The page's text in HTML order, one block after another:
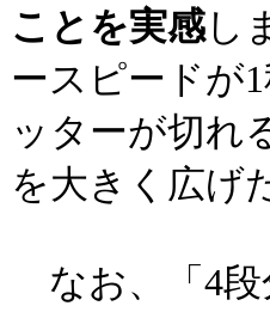
ことを実感 し
ースピードが
ッターが切れ
を大きく広げ
なお、「4段